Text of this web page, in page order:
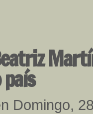
Domingo,